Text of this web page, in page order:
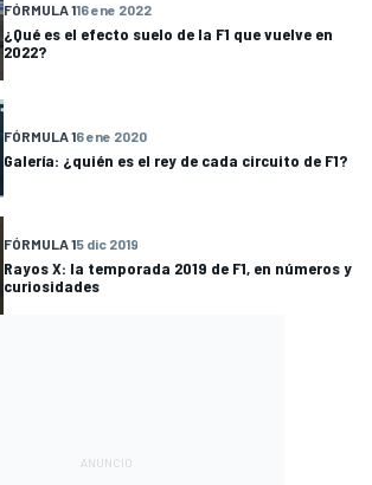
FÓRMULA 116 ene 2022
¿Qué es el efecto suelo de la F1 que vuelve en
2022?
FÓRMULA 16 ene 2020
Galería: ¿quién es el rey de cada circuito de F1?
FÓRMULA 15 dic 2019
Rayos X: la temporada 2019 de F1, en números y
curiosidades